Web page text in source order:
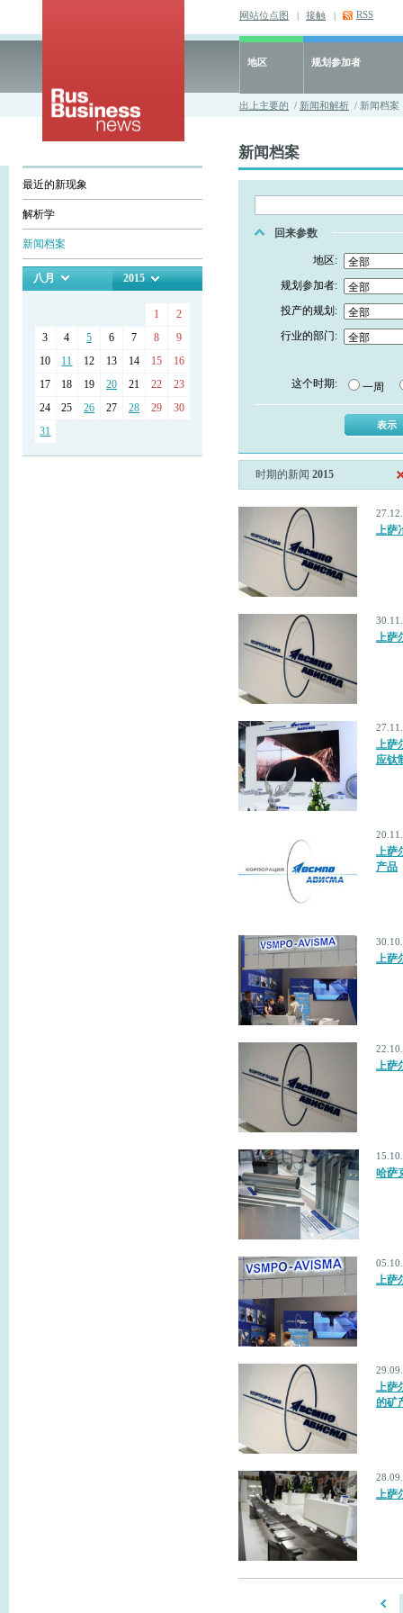
网站位点图 | 接触 | RSS
地区 规划参加者
出上主要的 / 新闻和解析 / 新闻档案
最近的新现象
解析学
新闻档案
八月 2015
1
2
3
4 5 6 7 8
9
10
11 12 13 14 15
16
17
18 19 20 21 22
23
24
25 26 27 28 29
30
31
新闻档案
回来参数
地区:
规划参加者:
投产的规划:
行业的部门:
这个时期: 一周
时期的新闻 2015
上萨
上萨
上萨
应钛
上萨
产品
上萨
上萨
哈萨
上萨
上萨
的矿
上萨